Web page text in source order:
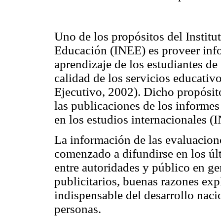
Uno de los propósitos del
Educación (INEE) es proveer
aprendizaje de los estudiantes
calidad de los servicios
Ejecutivo, 2002). Dicho
las publicaciones de los
en los estudios internacionales
La información de las
comenzado a difundirse en los
entre autoridades y público en
publicitarios, buenas razones
indispensable del desarrollo
personas.